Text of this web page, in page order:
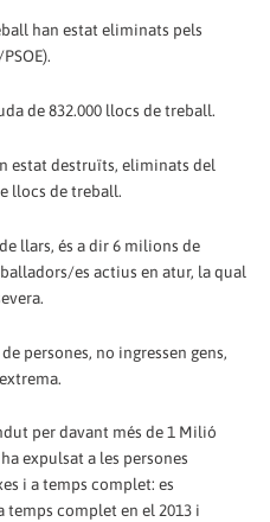
han estat eliminats pels
de 832.000 llocs de treball.
estat destruïts, eliminats del
llocs de treball.
llars, és a dir 6 milions de
es actius en atur, la qual
persones, no ingressen gens,
per davant més de 1 Milió
expulsat a les persones
i a temps complet: es
temps complet en el 2013 i